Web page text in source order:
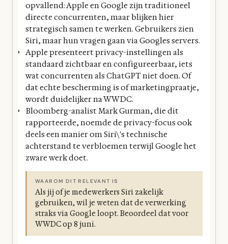
opvallend: Apple en Google zijn traditioneel
directe concurrenten, maar blijken hier
strategisch samen te werken. Gebruikers zien
Siri, maar hun vragen gaan via Googles servers.
Apple presenteert privacy-instellingen als
standaard zichtbaar en configureerbaar, iets
wat concurrenten als ChatGPT niet doen. Of
dat echte bescherming is of marketingpraatje,
wordt duidelijker na WWDC.
Bloomberg-analist Mark Gurman, die dit
rapporteerde, noemde de privacy-focus ook
deels een manier om Siri\'s technische
achterstand te verbloemen terwijl Google het
zware werk doet.
WAAROM DIT RELEVANT IS
Als jij of je medewerkers Siri zakelijk
gebruiken, wil je weten dat de verwerking
straks via Google loopt. Beoordeel dat voor
WWDC op 8 juni.